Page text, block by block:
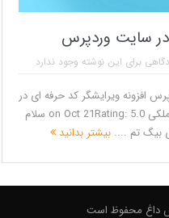
در سایت وردپرس
برای این نوشته وجود ندارد
افزونه ویرایشگر کد حرفه‌ ای در
سایت وردپرسReviewed by محمد رضا ملکی on Oct 21Rating: 5.0 سلام
بیگ تم .... بیشتر بدانید
داغ محفوظ است